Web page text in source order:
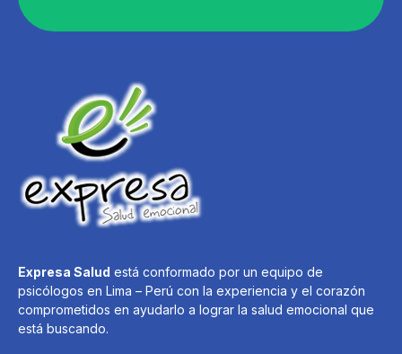
Expresa Salud está conformado por un equipo de
psicólogos en Lima – Perú con la experiencia y el corazón
comprometidos en ayudarlo a lograr la salud emocional que
está buscando.